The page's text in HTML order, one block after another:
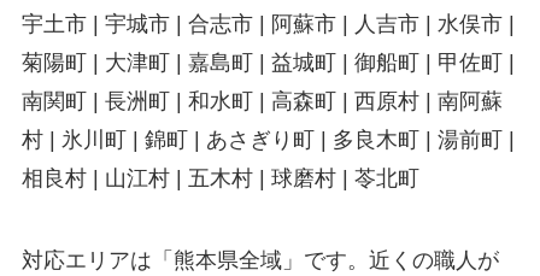
宇土市 | 宇城市 | 合志市 | 阿蘇市 | 人吉市 | 水俣市 |
菊陽町 | 大津町 | 嘉島町 | 益城町 | 御船町 | 甲佐町 |
南関町 | 長洲町 | 和水町 | 高森町 | 西原村 | 南阿蘇
村 | 氷川町 | 錦町 | あさぎり町 | 多良木町 | 湯前町 |
相良村 | 山江村 | 五木村 | 球磨村 | 苓北町
対応エリアは「熊本県全域」です。近くの職人が